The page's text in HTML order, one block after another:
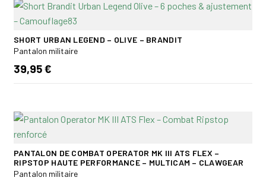
SHORT URBAN LEGEND – OLIVE – BRANDIT
Pantalon militaire
39,95 €
PANTALON DE COMBAT OPERATOR MK III ATS FLEX –
RIPSTOP HAUTE PERFORMANCE – MULTICAM – CLAWGEAR
Pantalon militaire